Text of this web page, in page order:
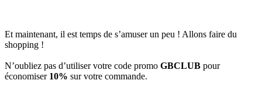
Et maintenant, il est temps de s’amuser un peu ! Allons faire du
shopping !
N’oubliez pas d’utiliser votre code promo GBCLUB pour
économiser 10% sur votre commande.